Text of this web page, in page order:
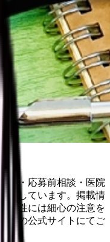
知・応募前相談・医院
置しています。掲載情
確性には細心の注意を
スの公式サイトにてご